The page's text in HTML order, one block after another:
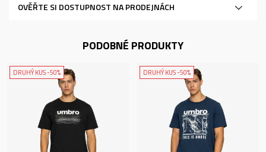
OVĚŘTE SI DOSTUPNOST NA PRODEJNÁCH
PODOBNÉ PRODUKTY
DRUHÝ KUS -50% DRUHÝ KUS -50%